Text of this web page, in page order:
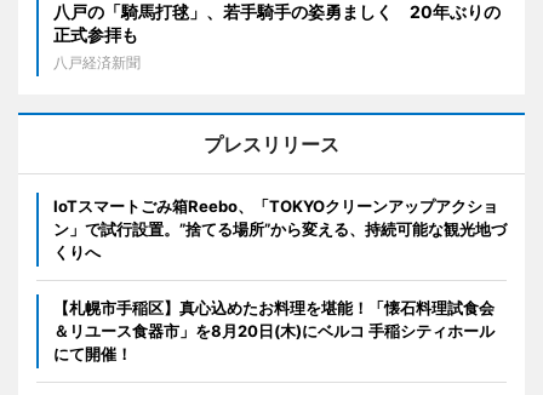
八戸の「騎馬打毬」、若手騎手の姿勇ましく 20年ぶりの
正式参拝も
八戸経済新聞
プレスリリース
IoTスマートごみ箱Reebo、「TOKYOクリーンアップアクショ
ン」で試行設置。”捨てる場所”から変える、持続可能な観光地づ
くりへ
【札幌市手稲区】真心込めたお料理を堪能！「懐石料理試食会
＆リユース食器市」を8月20日(木)にベルコ 手稲シティホール
にて開催！